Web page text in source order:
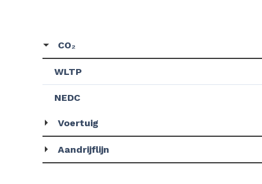
CO₂
WLTP
NEDC
Voertuig
Aandrijflijn